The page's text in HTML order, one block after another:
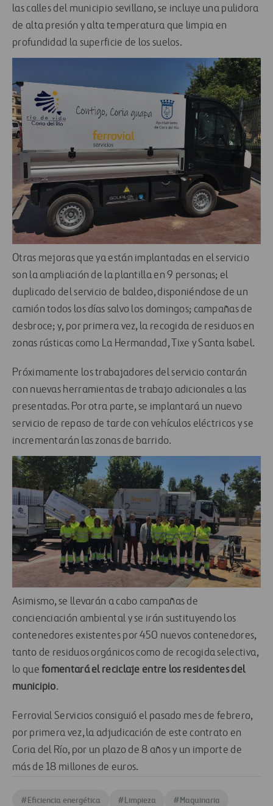
las calles del municipio sevillano, se incluye una pulidora
de alta presión y alta temperatura que limpia en
profundidad la superficie de los suelos.
Otras mejoras que ya están implantadas en el servicio
son la ampliación de la plantilla en 9 personas; el
duplicado del servicio de baldeo, disponiéndose de un
camión todos los días salvo los domingos; campañas de
desbroce; y, por primera vez, la recogida de residuos en
zonas rústicas como La Hermandad, Tixe y Santa Isabel.
Próximamente los trabajadores del servicio contarán
con nuevas herramientas de trabajo adicionales a las
presentadas. Por otra parte, se implantará un nuevo
servicio de repaso de tarde con vehículos eléctricos y se
incrementarán las zonas de barrido.
Asimismo, se llevarán a cabo campañas de
concienciación ambiental y se irán sustituyendo los
contenedores existentes por 450 nuevos contenedores,
tanto de residuos orgánicos como de recogida selectiva,
lo quefomentará el reciclaje entre los residentes del
municipio.
Ferrovial Servicios consiguió el pasado mes de febrero,
por primera vez, la adjudicación de este contrato en
Coria del Río, por un plazo de 8 años y un importe de
más de 18 millones de euros.
#Eficiencia energética #Limpieza #Maquinaria